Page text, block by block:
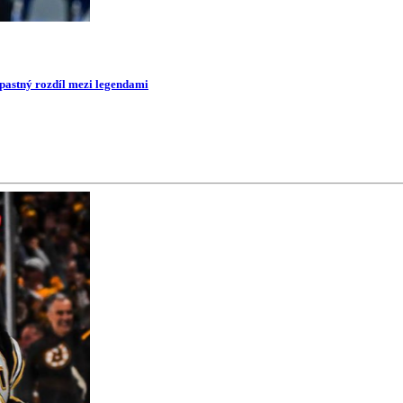
rozdíl mezi legendami